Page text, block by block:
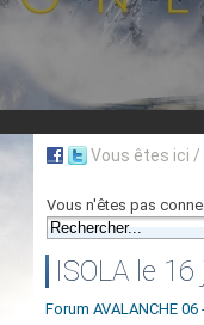
Vous êtes ici /
Vous n'êtes pas
ISOLA le
Forum AVALANCHE